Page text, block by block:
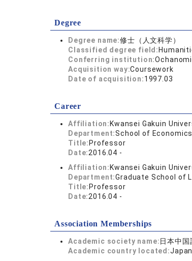
Degree
Degree name:修士（人文科学）
Classified degree field:
Conferring institution:
Acquisition way:Coursework
Date of acquisition:1997.03
Career
Affiliation: Kwansei Gakuin
Department:School of Economics
Title: Professor
Date:2016.04 -
Affiliation: Kwansei Gakuin
Department:Graduate School of
Title: Professor
Date:2016.04 -
Association Memberships
Academic society name:日本中国
Academic country located:Japan